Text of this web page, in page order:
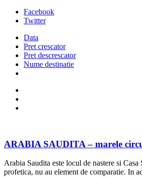
Facebook
Twitter
Data
Pret crescator
Pret descrescator
Nume destinatie
ARABIA SAUDITA – marele
Arabia Saudita este locul de nastere si
profetica, nu au element de comparatie. In